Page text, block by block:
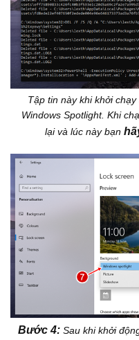
Tập tin này khi khởi
Windows Spotlight. Khi
lại và lúc này bạn
Bước 4: Sau khi khởi